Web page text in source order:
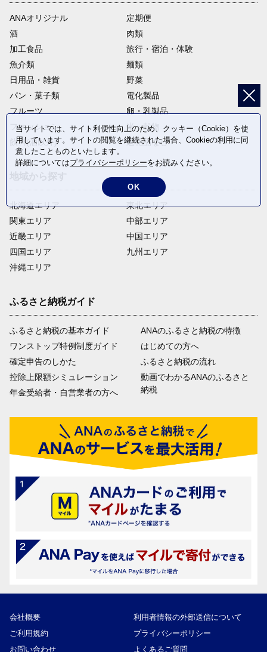
ANAオリジナル
定期便
酒
肉類
加工食品
旅行・宿泊・体験
魚介類
麺類
日用品・雑貨
野菜
パン・菓子類
電化製品
フルーツ
卵・乳製品
ファッション
米・穀物
飲料(酒以外)
返礼品なし
北海道エリア
関東エリア
近畿エリア
四国エリア
沖縄エリア
東北エリア
中部エリア
中国エリア
九州エリア
ふるさと納税ガイド
ふるさと納税の基本ガイド
ワンストップ特例制度ガイド
確定申告のしかた
控除上限額シミュレーション
年金受給者・自営業者の方へ
ANAのふるさと納税の特徴
はじめての方へ
ふるさと納税の流れ
動画でわかるANAのふるさと
納税
会社概要
利用者情報の外部送信について
ご利用規約
プライバシーポリシー
お問い合わせ
よくあるご質問
当サイトでは、サイト利便性向上のため、クッキー（Cookie）を使
用しています。サイトの閲覧を継続された場合、Cookieの利用に同
意したことものといたします。
詳細についてはプライバシーポリシーをお読みください。
OK